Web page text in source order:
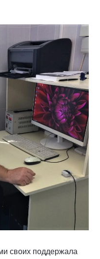
своих поддержала